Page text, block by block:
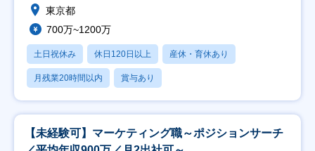
東京都
700万~1200万
土日祝休み 休日120日以上 産休・育休あり
月残業20時間以内 賞与あり
【未経験可】マーケティング職～ポジションサーチ